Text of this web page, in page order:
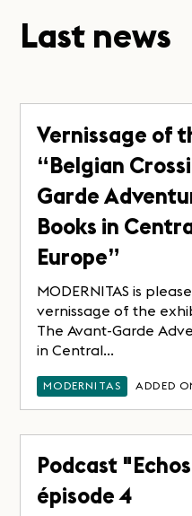
Last news
Vernissage of
“Belgian
Garde
Books in
Europe”
MODERNITAS is
vernissage of the
The Avant-Garde
in Central...
MODERNITAS ADDED
Podcast
épisode 4